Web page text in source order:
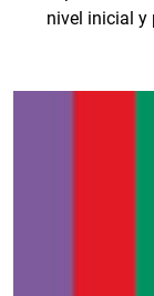
nivel inicial y